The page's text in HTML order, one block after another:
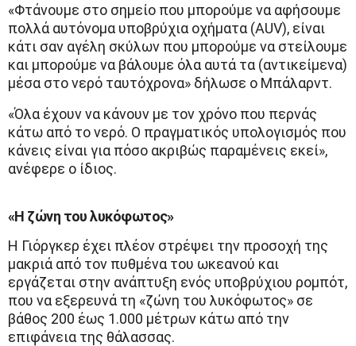
«Φτάνουμε στο σημείο που μπορούμε να αφήσουμε
πολλά αυτόνομα υποβρύχια οχήματα (AUV), είναι
κάτι σαν αγέλη σκύλων που μπορούμε να στείλουμε
και μπορούμε να βάλουμε όλα αυτά τα (αντικείμενα)
μέσα στο νερό ταυτόχρονα» δήλωσε ο Μπάλαρντ.
«Όλα έχουν να κάνουν με τον χρόνο που περνάς
κάτω από το νερό. Ο πραγματικός υπολογισμός που
κάνεις είναι για πόσο ακριβώς παραμένεις εκεί»,
ανέφερε ο ίδιος.
«Η ζώνη του λυκόφωτος»
Η Γιόργκερ έχει πλέον στρέψει την προσοχή της
μακριά από τον πυθμένα του ωκεανού και
εργάζεται στην ανάπτυξη ενός υποβρύχιου ρομπότ,
που να εξερευνά τη «ζώνη του λυκόφωτος» σε
βάθος 200 έως 1.000 μέτρων κάτω από την
επιφάνεια της θάλασσας.